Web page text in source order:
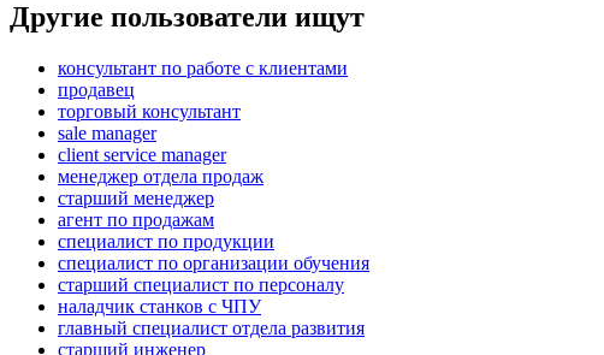
Другие пользователи ищут
консультант по работе с клиентами
продавец
торговый консультант
sale manager
client service manager
менеджер отдела продаж
старший менеджер
агент по продажам
специалист по продукции
специалист по организации обучения
старший специалист по персоналу
наладчик станков с ЧПУ
главный специалист отдела развития
старший инженер